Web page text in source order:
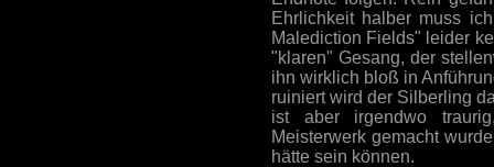
Ehrlichkeit halber muss
Malediction Fields" leider
"klaren" Gesang, der
ihn wirklich bloß in
ruiniert wird der Silberling
ist aber irgendwo
Meisterwerk gemacht
hätte sein können.